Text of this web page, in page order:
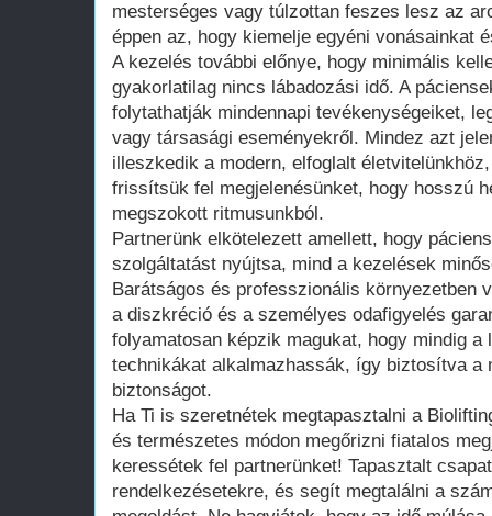
mesterséges vagy túlzottan feszes lesz az
éppen az, hogy kiemelje egyéni vonásainkat
A kezelés további előnye, hogy minimális
gyakorlatilag nincs lábadozási idő. A
folytathatják mindennapi tevékenységeiket,
vagy társasági eseményekről. Mindez azt
illeszkedik a modern, elfoglalt
frissítsük fel megjelenésünket, hogy hosszú
megszokott ritmusunkból.
Partnerünk elkötelezett amellett, hogy
szolgáltatást nyújtsa, mind a kezelések
Barátságos és professzionális környezetben
a diszkréció és a személyes odafigyelés
folyamatosan képzik magukat, hogy mindig a
technikákat alkalmazhassák, így biztosítva a
biztonságot.
Ha Ti is szeretnétek megtapasztalni a
és természetes módon megőrizni fiatalos
keressétek fel partnerünket! Tapasztalt
rendelkezésetekre, és segít megtalálni a